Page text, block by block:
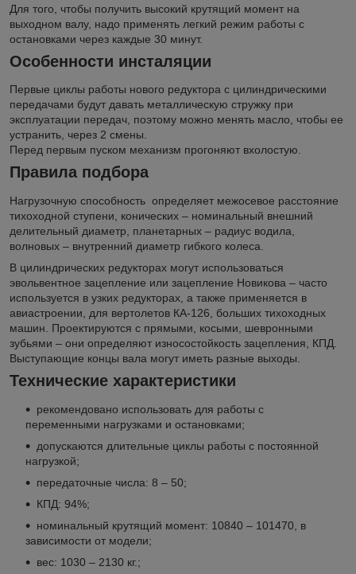
Для того, чтобы получить высокий крутящий момент на
выходном валу, надо применять легкий режим работы с
остановками через каждые 30 минут.
Особенности инсталяции
Первые циклы работы нового редуктора с цилиндрическими
передачами будут давать металлическую стружку при
эксплуатации передач, поэтому можно менять масло, чтобы ее
устранить, через 2 смены.
Перед первым пуском механизм прогоняют вхолостую.
Правила подбора
Нагрузочную способность определяет межосевое расстояние
тихоходной ступени, конических – номинальный внешний
делительный диаметр, планетарных – радиус водила,
волновых – внутренний диаметр гибкого колеса.
В цилиндрических редукторах могут использоваться
эвольвентное зацепление или зацепление Новикова – часто
используется в узких редукторах, а также применяется в
авиастроении, для вертолетов КА-126, больших тихоходных
машин. Проектируются с прямыми, косыми, шевронными
зубьями – они определяют износостойкость зацепления, КПД.
Выступающие концы вала могут иметь разные выходы.
Технические характеристики
рекомендовано использовать для работы с
переменными нагрузками и остановками;
допускаются длительные циклы работы с постоянной
нагрузкой;
передаточные числа: 8 – 50;
КПД: 94%;
номинальный крутящий момент: 10840 – 101470, в
зависимости от модели;
вес: 1030 – 2130 кг.;